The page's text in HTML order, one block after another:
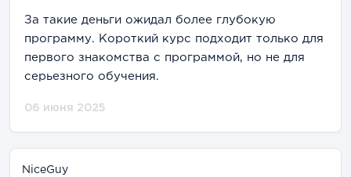
За такие деньги ожидал более глубокую
программу. Короткий курс подходит только для
первого знакомства с программой, но не для
серьезного обучения.
06 июня 2025
NiceGuy